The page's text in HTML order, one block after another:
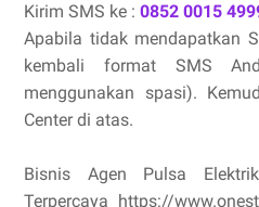
Kirim SMS ke : 0852 0015
Apabila tidak mendapatkan
kembali format SMS
menggunakan spasi).
Center di atas.
Bisnis Agen Pulsa
Terpercaya https://